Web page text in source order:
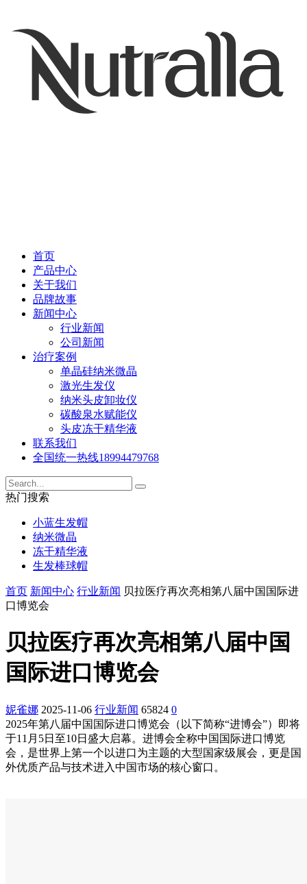
首页
产品中心
关于我们
品牌故事
新闻中心
行业新闻
公司新闻
治疗案例
单晶硅纳米微晶
激光生发仪
纳米头皮卸妆仪
碳酸泉水赋能仪
头皮冻干精华液
联系我们
全国统一热线18994479768
热门搜索
小蓝生发帽
纳米微晶
冻干精华液
生发棒球帽
首页 新闻中心 行业新闻 贝拉医疗再次亮相第八届中国国际进
口博览会
贝拉医疗再次亮相第八届中国
国际进口博览会
妮雀娜 2025-11-06 行业新闻 65824 0
2025年第八届中国国际进口博览会（以下简称“进博会”）即将
于11月5日至10日盛大启幕。进博会全称中国国际进口博览
会，是世界上第一个以进口为主题的大型国家级展会，更是国
外优质产品与技术进入中国市场的核心窗口。